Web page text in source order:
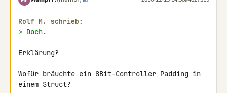
Rolf M. schrieb:
> Doch.
Erklärung?
Wofür bräuchte ein 8Bit-Controller Padding in
einem Struct?